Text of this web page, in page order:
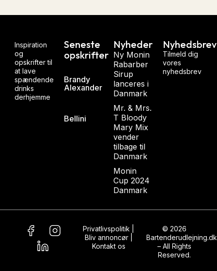
Inspiration
og
opskrifter til
at lave
spændende
drinks
derhjemme
Seneste
opskrifter
Brandy
Alexander
Bellini
Nyheder
Ny Monin
Rabarber
Sirup
lanceres i
Danmark
Mr. & Mrs.
T Bloody
Mary Mix
vender
tilbage til
Danmark
Monin
Cup 2024
Danmark
Nyhedsbrev
Tilmeld dig
vores
nyhedsbrev
© 2026
Bartenderudlejning.dk
– All Rights
Reserved.
Privatlivspolitik
Bliv annoncør|
Kontakt os